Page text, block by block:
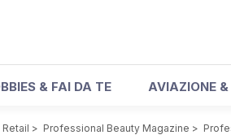
& FAI DA TE AVIAZIONE
Retail > Professional Beauty Magazine >